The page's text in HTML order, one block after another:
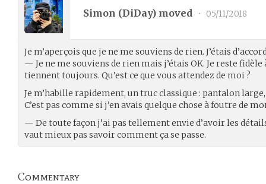
Simon (DiDay) moved • 05/11/2018
Je m’aperçois que je ne me souviens de rien. J’étais
— Je ne me souviens de rien mais j’étais OK. Je reste
tiennent toujours. Qu’est ce que vous attendez de moi ?
Je m’habille rapidement, un truc classique : pantalon
C’est pas comme si j’en avais quelque chose à foutre de
— De toute façon j’ai pas tellement envie d’avoir les
vaut mieux pas savoir comment ça se passe.
Commentary